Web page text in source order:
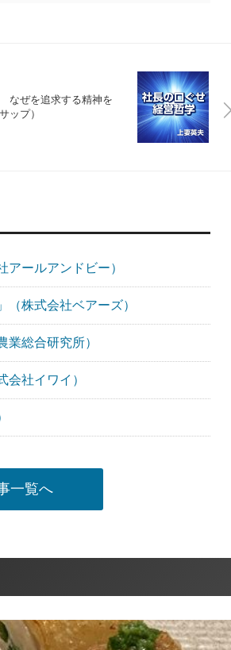
なぜを追求する精神を
ップ）
ールアンドビー）
株式会社ベアーズ）
総合研究所）
社イワイ）
一覧へ